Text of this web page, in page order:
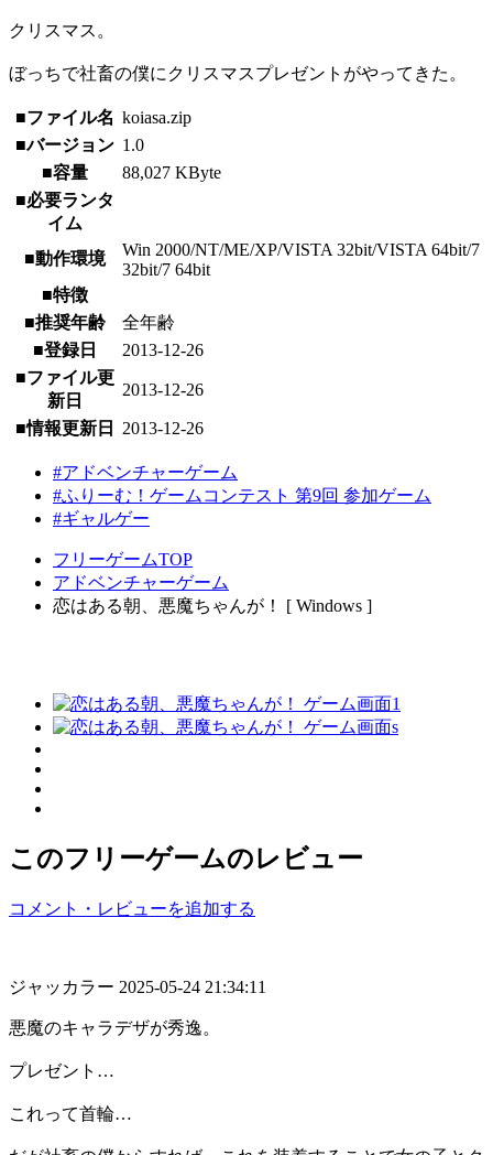
クリスマス。
ぼっちで社畜の僕にクリスマスプレゼントがやってきた。
■ファイル名 koiasa.zip
■バージョン 1.0
■容量
88,027 KByte
■必要ランタ
イム
■動作環境
Win 2000/NT/ME/XP/VISTA 32bit/VISTA 64bit/7
32bit/7 64bit
■特徴
■推奨年齢
全年齢
■登録日
2013-12-26
■ファイル更
新日
2013-12-26
■情報更新日 2013-12-26
#アドベンチャーゲーム
#ふりーむ！ゲームコンテスト 第9回 参加ゲーム
#ギャルゲー
フリーゲームTOP
アドベンチャーゲーム
恋はある朝、悪魔ちゃんが！ [ Windows ]
このフリーゲームのレビュー
コメント・レビューを追加する
ジャッカラー 2025-05-24 21:34:11
悪魔のキャラデザが秀逸。
プレゼント…
これって首輪…